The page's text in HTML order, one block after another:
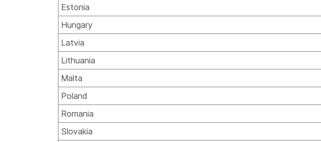
Estonia
Hungary
Latvia
Lithuania
Malta
Poland
Romania
Slovakia